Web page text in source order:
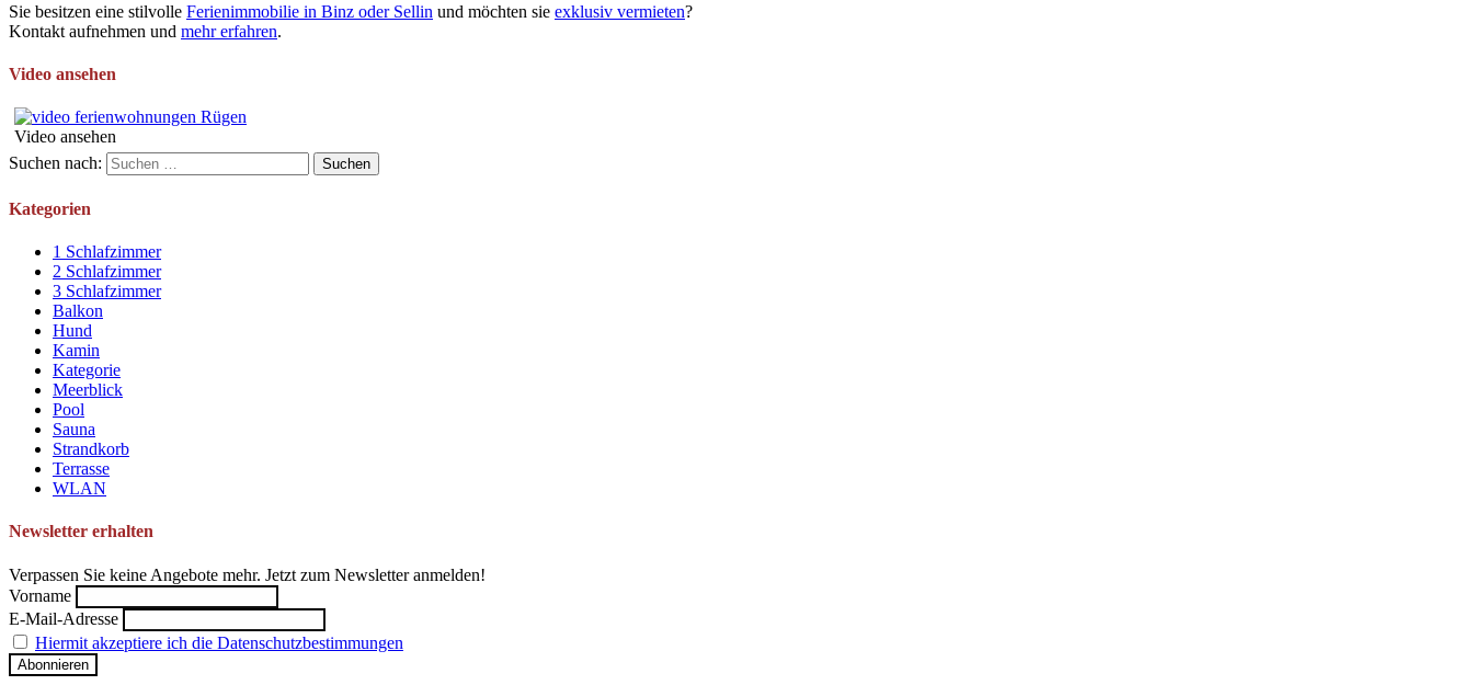
Sie besitzen eine stilvolle Ferienimmobilie in Binz oder Sellin und möchten sie exklusiv vermieten?
Kontakt aufnehmen und mehr erfahren.
Video ansehen
Video ansehen
Suchen nach:
Kategorien
1 Schlafzimmer
2 Schlafzimmer
3 Schlafzimmer
Balkon
Hund
Kamin
Kategorie
Meerblick
Pool
Sauna
Strandkorb
Terrasse
WLAN
Newsletter erhalten
Verpassen Sie keine Angebote mehr. Jetzt zum Newsletter anmelden!
Vorname
E-Mail-Adresse
Hiermit akzeptiere ich die Datenschutzbestimmungen